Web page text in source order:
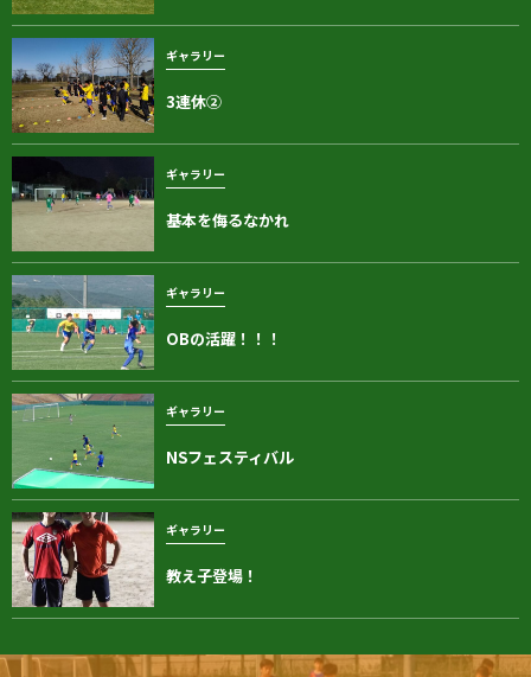
ギャラリー
3連休②
ギャラリー
基本を侮るなかれ
ギャラリー
OBの活躍！！！
ギャラリー
NSフェスティバル
ギャラリー
教え子登場！